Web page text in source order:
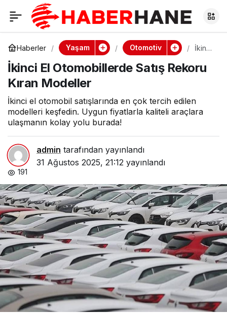
Haberler Yaşam Otomotiv
İkinci
Otom
obille
Reko
ru
Kıran
ller
İkinci El Otomobillerde Satış Rekoru
Kıran Modeller
İkinci el otomobil satışlarında en çok tercih edilen
modelleri keşfedin. Uygun fiyatlarla kaliteli araçlara
ulaşmanın kolay yolu burada!
admin tarafından yayınlandı
31 Ağustos 2025, 21:12 yayınlandı
191
İkinci El
Otomobillerde Satış
Rekoru Kıran
Modeller